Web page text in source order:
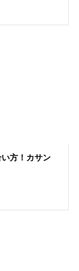
方！カサン